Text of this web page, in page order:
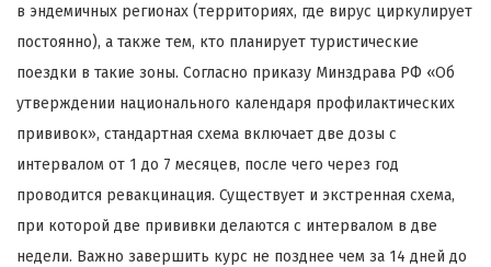
в эндемичных регионах (территориях, где вирус циркулирует
постоянно), а также тем, кто планирует туристические
поездки в такие зоны. Согласно приказу Минздрава РФ «Об
утверждении национального календаря профилактических
прививок», стандартная схема включает две дозы с
интервалом от 1 до 7 месяцев, после чего через год
проводится ревакцинация. Существует и экстренная схема,
при которой две прививки делаются с интервалом в две
недели. Важно завершить курс не позднее чем за 14 дней до